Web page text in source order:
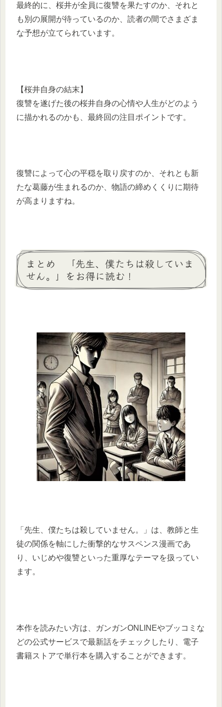
最終的に、桜井が全員に復讐を果たすのか、それと
も別の展開が待っているのか、読者の間でさまざま
な予想が立てられています。
【桜井自身の結末】
復讐を遂げた後の桜井自身の心情や人生がどのよう
に描かれるのかも、最終回の注目ポイントです。
復讐によって心の平穏を取り戻すのか、それとも新
たな葛藤が生まれるのか、物語の締めくくりに期待
が高まりますね。
まとめ 「先生、僕たちは殺していま
せん。」をお得に読む！
「先生、僕たちは殺していません。」は、教師と生
徒の関係を軸にした衝撃的なサスペンス漫画であ
り、いじめや復讐といった重厚なテーマを扱ってい
ます。
本作を読みたい方は、ガンガンONLINEやブッコミな
どの公式サービスで最新話をチェックしたり、電子
書籍ストアで単行本を購入することができます。